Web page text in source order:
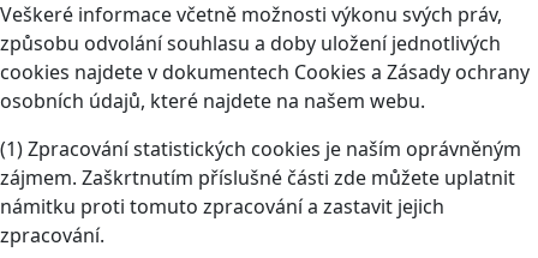
Veškeré informace včetně možnosti výkonu svých práv,
způsobu odvolání souhlasu a doby uložení jednotlivých
cookies najdete v dokumentech Cookies a Zásady ochrany
osobních údajů, které najdete na našem webu.
(1) Zpracování statistických cookies je naším oprávněným
zájmem. Zaškrtnutím příslušné části zde můžete uplatnit
námitku proti tomuto zpracování a zastavit jejich
zpracování.